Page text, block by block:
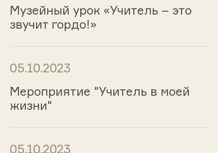
Музейный урок «Учитель – это
звучит гордо!»
05.10.2023
Мероприятие "Учитель в моей
жизни"
05.10.2023